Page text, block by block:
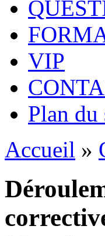
VIP
Plan du
Accueil »